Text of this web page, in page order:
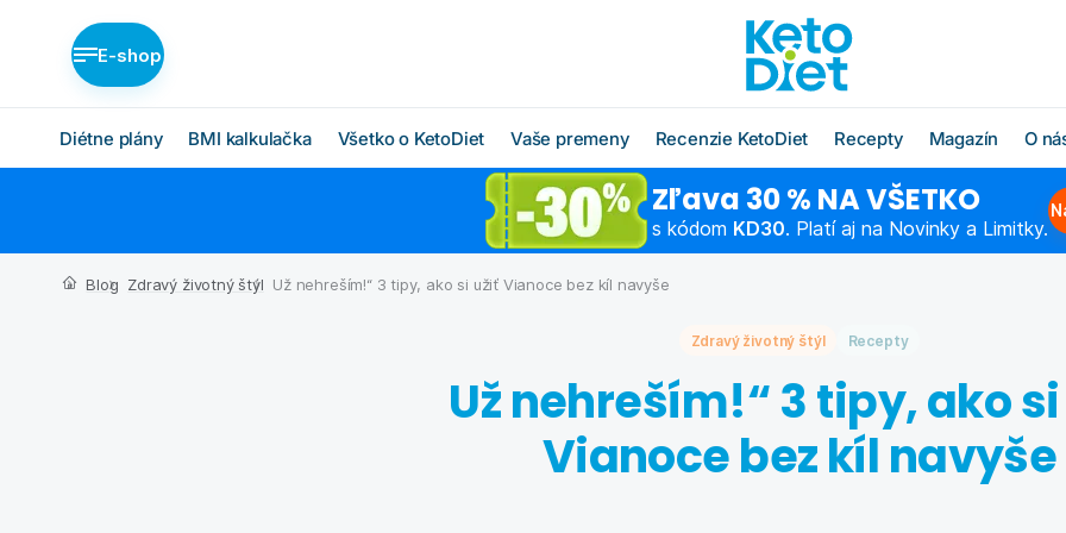
E-shop
Diétne plány
Nízka nadváha (BASIC)
BMI kalkulačka Všetko o KetoDiet
Ako KetoDiet funguje
O proteínovej diéte
BMI kalkulačka
O radoch KetoDiet
Čo jesť po diéte
Časté otázky
Schudnite s odborníkom
Vzorové jedálničky
Klub Moja KetoDiet
Vaše premeny Recenzie KetoDiet Recepty
Všetky recepty
Keto recepty (od 1. kroku
kroku diéty)
Magazín
Blog
Ako rýchlo
Chudnutie po
O
O značke
Náš tím
Affiliate program
Kontakty
Zľava 30 % NA VŠETKO
s kódom KD30. Platí aj na Novinky a Limitky.
Blog Zdravý životný štýl Už nehreším!“ 3 tipy, ako si užiť Vianoce bez kíl navyše
Zdravý životný štýl Recepty
Už nehreším!“ 3 tipy, ako
Vianoce bez kíl navyše